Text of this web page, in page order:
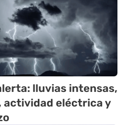
lluvias intensas,
eléctrica y